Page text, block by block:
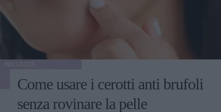
Come usare i cerotti anti brufoli
senza rovinare la pelle